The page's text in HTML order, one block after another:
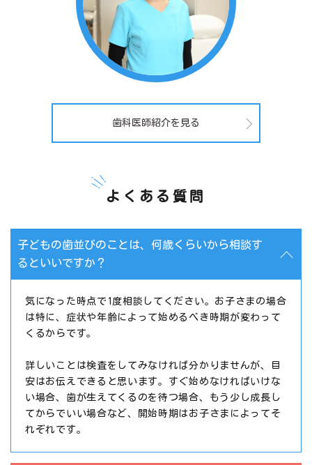
歯科医師紹介を見る
よくある質問
子どもの歯並びのことは、何歳くらいから相談す
るといいですか？
気になった時点で1度相談してください。お子さまの場合
は特に、症状や年齢によって始めるべき時期が変わって
くるからです。
詳しいことは検査をしてみなければ分かりませんが、目
安はお伝えできると思います。すぐ始めなければいけな
い場合、歯が生えてくるのを待つ場合、もう少し成長し
てからでいい場合など、開始時期はお子さまによってそ
れぞれです。